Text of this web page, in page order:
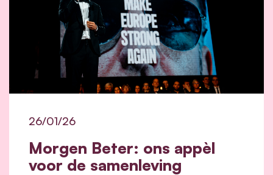
Morgen Beter: ons appèl
voor de samenleving
26/01/26